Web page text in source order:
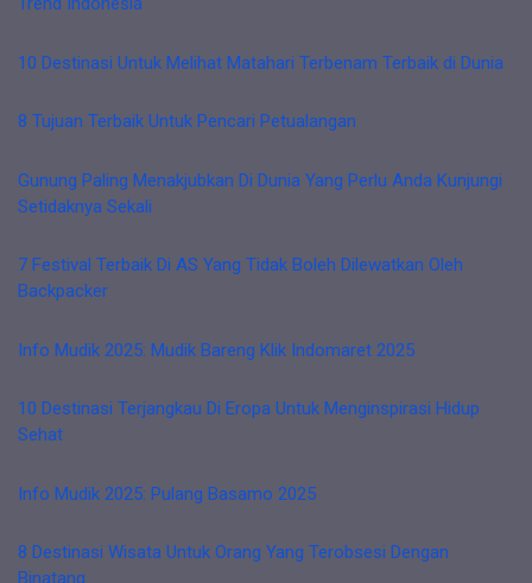
10 Destinasi Untuk Melihat Matahari Terbenam Terbaik di Dunia
8 Tujuan Terbaik Untuk Pencari Petualangan
Gunung Paling Menakjubkan Di Dunia Yang Perlu Anda Kunjungi
Setidaknya Sekali
7 Festival Terbaik Di AS Yang Tidak Boleh Dilewatkan Oleh
Backpacker
Info Mudik 2025: Mudik Bareng Klik Indomaret 2025
10 Destinasi Terjangkau Di Eropa Untuk Menginspirasi Hidup
Sehat
Info Mudik 2025: Pulang Basamo 2025
8 Destinasi Wisata Untuk Orang Yang Terobsesi Dengan
Binatang